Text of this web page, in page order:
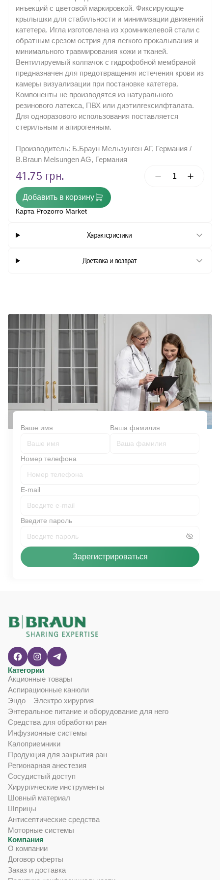
Наружный воздушный недыхательный фильтр
Ножницевидные многоразовые щипцы
Ножницы хирургические общего назначения,
одноразового использования
Рукоятки скальпеля многоразового использования
Смазка для хирургических инструментов
Хирургические ножницы общего назначения,
Хирургические скальпели
Хирургический ретрактор самоудерживающий,
Щипцы хирургические для мягких тканей, в форме
ножниц, многоразового использования.
Щипцы хирургические для мягких тканей, в форме
Щипцы хирургические для мягких тканей, в форме
пинцета, многоразового использования.
Щипцы хирургические для мягких тканей, в форме
пинцета, одноразового использования
Шприцы
Антисептические средства
инъекций с цветовой маркировкой. Фиксирующие
крылышки для стабильности и минимизации движений
катетера. Игла изготовлена из хромникелевой стали с
обратным срезом острия для легкого прокалывания и
минимального травмирования кожи и тканей.
Вентилируемый колпачок с гидрофобной мембраной
предназначен для предотвращения истечения крови из
камеры визуализации при постановке катетера.
Компоненты не производятся из натурального
резинового латекса, ПВХ или диэтилгексилфталата.
Для одноразового использования поставляется
стерильным и апирогенным.
Производитель: Б.Браун Мельзунген АГ, Германия /
B.Braun Melsungen AG, Германия
41.75 грн.
Добавить в корзину
Карта Prozorro Market
Характеристики
Доставка и возврат
Ваше имя Ваша фамилия
Номер телефона
E-mail
Введите пароль
Зарегистрироваться
Категории
Акционные товары
Аспирационные канюли
Эндо – Электро хирургия
Энтеральное питание и оборудование для него
Средства для обработки ран
Инфузионные системы
Калоприемники
Продукция для закрытия ран
Регионарная анестезия
Сосудистый доступ
Хирургические инструменты
Шовный материал
Шприцы
Антисептические средства
Моторные системы
Компания
О компании
Договор оферты
Заказ и доставка